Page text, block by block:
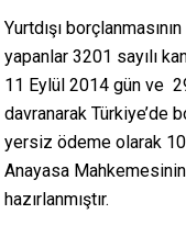
Yurtdışı
yapanlar 3201 sayılı
11 Eylül 2014 gün ve
davranarak Türkiye’de
yersiz ödeme olarak
Anayasa
hazırlanmıştır.